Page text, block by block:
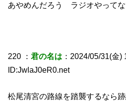
あやめんだろう ラジオやってな
220 ：君の名は ：2024/05/31(金)
ID:JwlaJ0eR0.net
松尾清宮の路線を踏襲するなら